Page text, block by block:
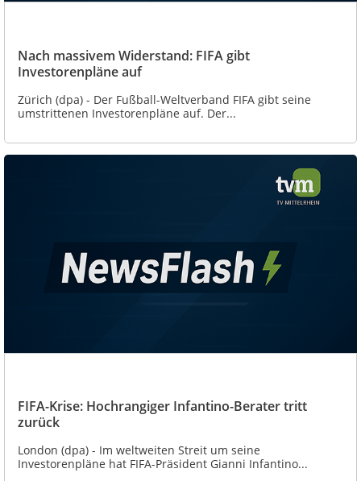
Nach massivem Widerstand: FIFA gibt
Investorenpläne auf
Zürich (dpa) - Der Fußball-Weltverband FIFA gibt seine
umstrittenen Investorenpläne auf. Der...
FIFA-Krise: Hochrangiger Infantino-Berater tritt
zurück
London (dpa) - Im weltweiten Streit um seine
Investorenpläne hat FIFA-Präsident Gianni Infantino...